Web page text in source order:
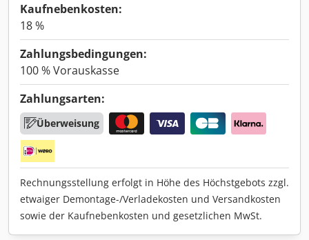
Kaufnebenkosten:
18 %
Zahlungsbedingungen:
100 % Vorauskasse
Zahlungsarten:
Überweisung
Rechnungsstellung erfolgt in Höhe des Höchstgebots zzgl.
etwaiger Demontage-/Verladekosten und Versandkosten
sowie der Kaufnebenkosten und gesetzlichen MwSt.